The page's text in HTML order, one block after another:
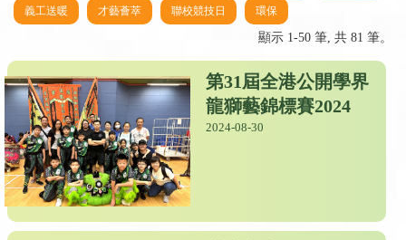
義工送暖 才藝薈萃 聯校競技日 環保
顯示 1-50 筆, 共 81 筆。
第31屆全港公開學界
龍獅藝錦標賽2024
2024-08-30